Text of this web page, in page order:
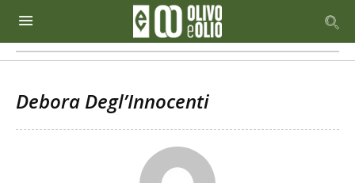
Debora Degl’Innocenti